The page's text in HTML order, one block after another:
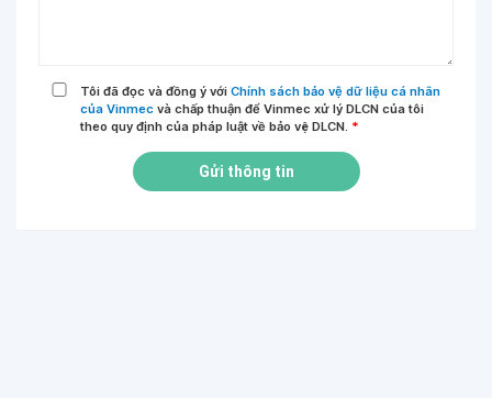
Tôi đã đọc và đồng ý với Chính sách bảo vệ dữ liệu cá nhân
của Vinmec và chấp thuận để Vinmec xử lý DLCN của tôi
theo quy định của pháp luật về bảo vệ DLCN. *
Gửi thông tin